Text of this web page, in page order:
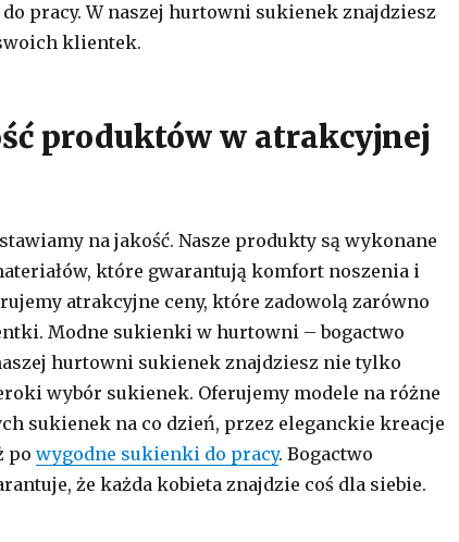
pracy. W naszej hurtowni sukienek znajdziesz
klientek.
produktów w atrakcyjnej
na jakość. Nasze produkty są wykonane
które gwarantują komfort noszenia i
atrakcyjne ceny, które zadowolą zarówno
Modne sukienki w hurtowni – bogactwo
hurtowni sukienek znajdziesz nie tylko
wybór sukienek. Oferujemy modele na różne
sukienek na co dzień, przez eleganckie kreacje
po wygodne sukienki do pracy. Bogactwo
że każda kobieta znajdzie coś dla siebie.